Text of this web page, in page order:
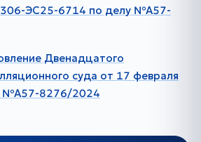
ЭС25-6714 по делу №А57-
Двенадцатого
суда от 17 февраля
№А57-8276/2024